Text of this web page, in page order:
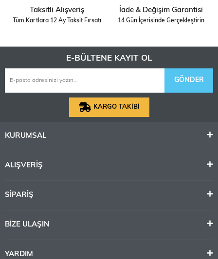
Taksitli Alışveriş
Tüm Kartlara 12 Ay Taksit Fırsatı
İade & Değişim Garantisi
14 Gün İçerisinde Gerçekleştirin
E-BÜLTENE KAYIT OL
GÖNDER
KARGO TAKİBİ
KURUMSAL
ALIŞVERİŞ
SİPARİŞ
BİZE ULAŞIN
YARDIM